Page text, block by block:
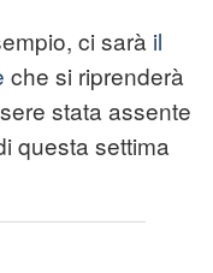
ci sarà il
che si riprenderà
stata assente
questa settima